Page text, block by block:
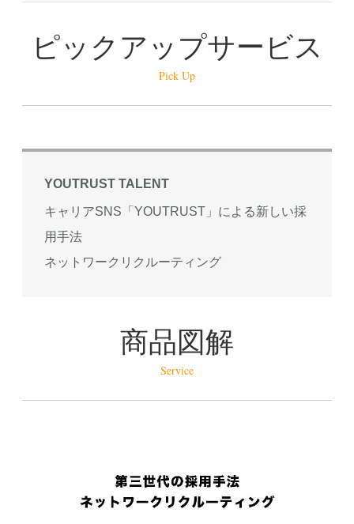
ピックアップサービス
Pick Up
YOUTRUST TALENT
キャリアSNS「YOUTRUST」による新しい採
用手法
ネットワークリクルーティング
商品図解
Service